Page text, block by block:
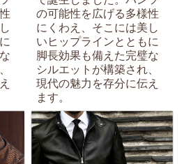
の可能性を広げる多様性
にくわえ、そこには美し
いヒップラインとともに
脚長効果も備えた完璧な
シルエットが構築され、
現代の魅力を存分に伝え
ます。